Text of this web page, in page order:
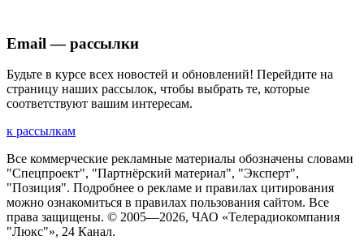
Email — рассылки
Будьте в курсе всех новостей и обновлений! Перейдите на
страницу наших рассылок, чтобы выбрать те, которые
соответствуют вашим интересам.
к рассылкам
Все коммерческие рекламные материалы обозначены словами
"Спецпроект", "Партнёрский материал", "Эксперт",
"Позиция". Подробнее о рекламе и правилах цитирования
можно ознакомиться в правилах пользования сайтом. Все
права защищены. © 2005—2026, ЧАО «Телерадиокомпания
"Люкс"», 24 Канал.